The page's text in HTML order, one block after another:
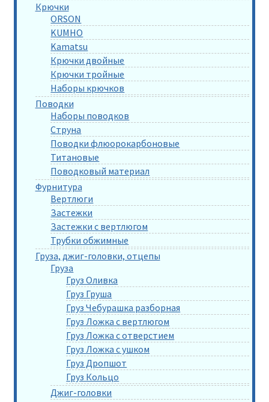
Крючки
ORSON
KUMHO
Kamatsu
Крючки двойные
Крючки тройные
Наборы крючков
Поводки
Наборы поводков
Струна
Поводки флюорокарбоновые
Титановые
Поводковый материал
Фурнитура
Вертлюги
Застежки
Застежки с вертлюгом
Трубки обжимные
Груза, джиг-головки, отцепы
Груза
Груз Оливка
Груз Груша
Груз Чебурашка разборная
Груз Ложка с вертлюгом
Груз Ложка с отверстием
Груз Ложка с ушком
Груз Дропшот
Груз Кольцо
Джиг-головки